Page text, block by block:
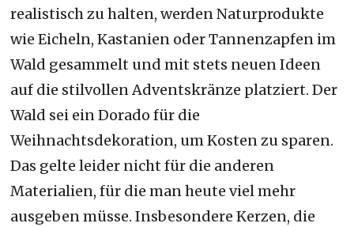
realistisch zu halten, werden Naturprodukte
wie Eicheln, Kastanien oder Tannenzapfen im
Wald gesammelt und mit stets neuen Ideen
auf die stilvollen Adventskränze platziert. Der
Wald sei ein Dorado für die
Weihnachtsdekoration, um Kosten zu sparen.
Das gelte leider nicht für die anderen
Materialien, für die man heute viel mehr
ausgeben müsse. Insbesondere Kerzen, die